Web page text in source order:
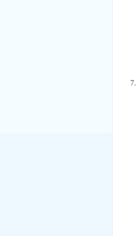
7.